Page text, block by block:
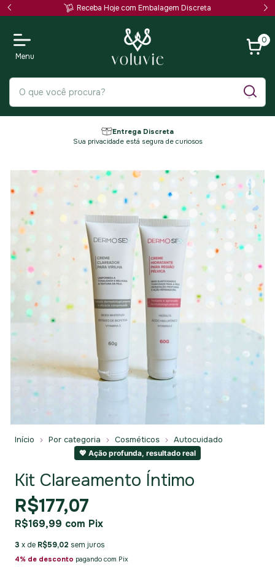
Receba Hoje com Embalagem Discreta
0
Entrega Discreta
Sua privacidade está segura de curiosos
Início Por categoria Cosméticos Autocuidado
💖 Ação profunda, resultado real
Kit Clareamento Íntimo
R$177,07
R$169,99 com Pix
3 x de R$59,02 sem juros
4% de desconto pagando com Pix